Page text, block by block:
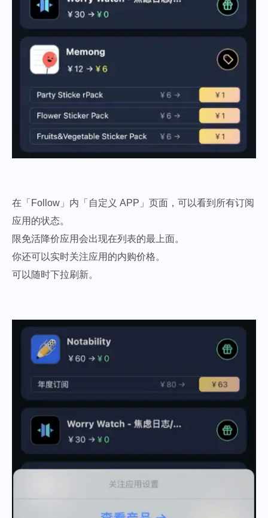
在「Follow」内「自定义 APP」页面，可以看到所有订阅
应用的状态。
限免活降价应用会出现在列表的最上面。
你还可以实时关注应用的内购价格。
可以随时下拉刷新。